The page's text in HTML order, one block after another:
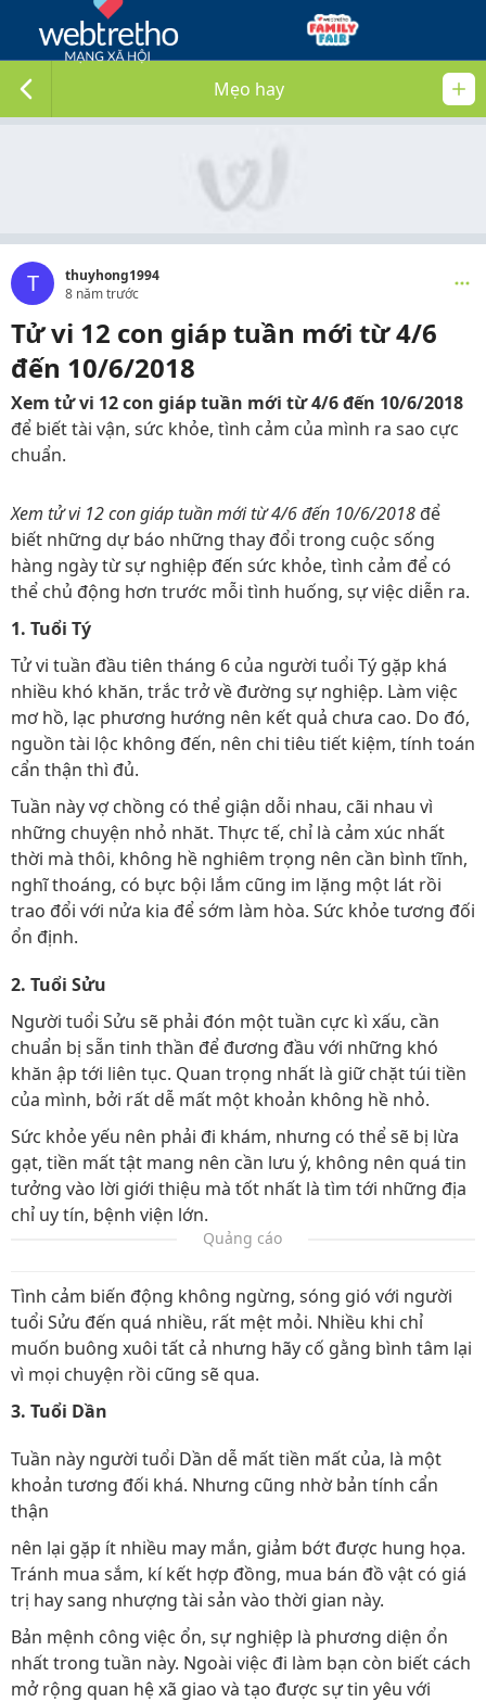
Mẹo hay
T
thuyhong1994
8 năm trước
Tử vi 12 con giáp tuần mới từ 4/6
đến 10/6/2018
Xem tử vi 12 con giáp tuần mới từ 4/6 đến 10/6/2018
để biết tài vận, sức khỏe, tình cảm của mình ra sao cực
chuẩn.
Xem tử vi 12 con giáp tuần mới từ 4/6 đến 10/6/2018 để
biết những dự báo những thay đổi trong cuộc sống
hàng ngày từ sự nghiệp đến sức khỏe, tình cảm để có
thể chủ động hơn trước mỗi tình huống, sự việc diễn ra.
1. Tuổi Tý
Tử vi tuần đầu tiên tháng 6 của người tuổi Tý gặp khá
nhiều khó khăn, trắc trở về đường sự nghiệp. Làm việc
mơ hồ, lạc phương hướng nên kết quả chưa cao. Do đó,
nguồn tài lộc không đến, nên chi tiêu tiết kiệm, tính toán
cẩn thận thì đủ.
Tuần này vợ chồng có thể giận dỗi nhau, cãi nhau vì
những chuyện nhỏ nhăt. Thực tế, chỉ là cảm xúc nhất
thời mà thôi, không hề nghiêm trọng nên cần bình tĩnh,
nghĩ thoáng, có bực bội lắm cũng im lặng một lát rồi
trao đổi với nửa kia để sớm làm hòa. Sức khỏe tương đối
ổn định.
2. Tuổi Sửu
Người tuổi Sửu sẽ phải đón một tuần cực kì xấu, cần
chuẩn bị sẵn tinh thần để đương đầu với những khó
khăn ập tới liên tục. Quan trọng nhất là giữ chặt túi tiền
của mình, bởi rất dễ mất một khoản không hề nhỏ.
Sức khỏe yếu nên phải đi khám, nhưng có thể sẽ bị lừa
gạt, tiền mất tật mang nên cần lưu ý, không nên quá tin
tưởng vào lời giới thiệu mà tốt nhất là tìm tới những địa
chỉ uy tín, bệnh viện lớn.
Quảng cáo
Tình cảm biến động không ngừng, sóng gió với người
tuổi Sửu đến quá nhiều, rất mệt mỏi. Nhiều khi chỉ
muốn buông xuôi tất cả nhưng hãy cố gằng bình tâm lại
vì mọi chuyện rồi cũng sẽ qua.
3. Tuổi Dần
Tuần này người tuổi Dần dễ mất tiền mất của, là một
khoản tương đối khá. Nhưng cũng nhờ bản tính cẩn
thận
nên lại gặp ít nhiều may mắn, giảm bớt được hung họa.
Tránh mua sắm, kí kết hợp đồng, mua bán đồ vật có giá
trị hay sang nhượng tài sản vào thời gian này.
Bản mệnh công việc ổn, sự nghiệp là phương diện ổn
nhất trong tuần này. Ngoài việc đi làm bạn còn biết cách
mở rộng quan hệ xã giao và tạo được sự tin yêu với